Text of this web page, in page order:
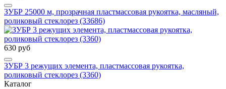
ЗУБР 25000 м, прозрачная пластмассовая рукоятка, масляный,
роликовый стеклорез (33686)
630 руб
ЗУБР 3 режущих элемента, пластмассовая рукоятка,
роликовый стеклорез (3360)
Каталог